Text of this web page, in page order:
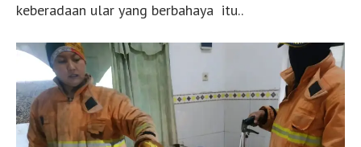
keberadaan ular yang berbahaya itu..